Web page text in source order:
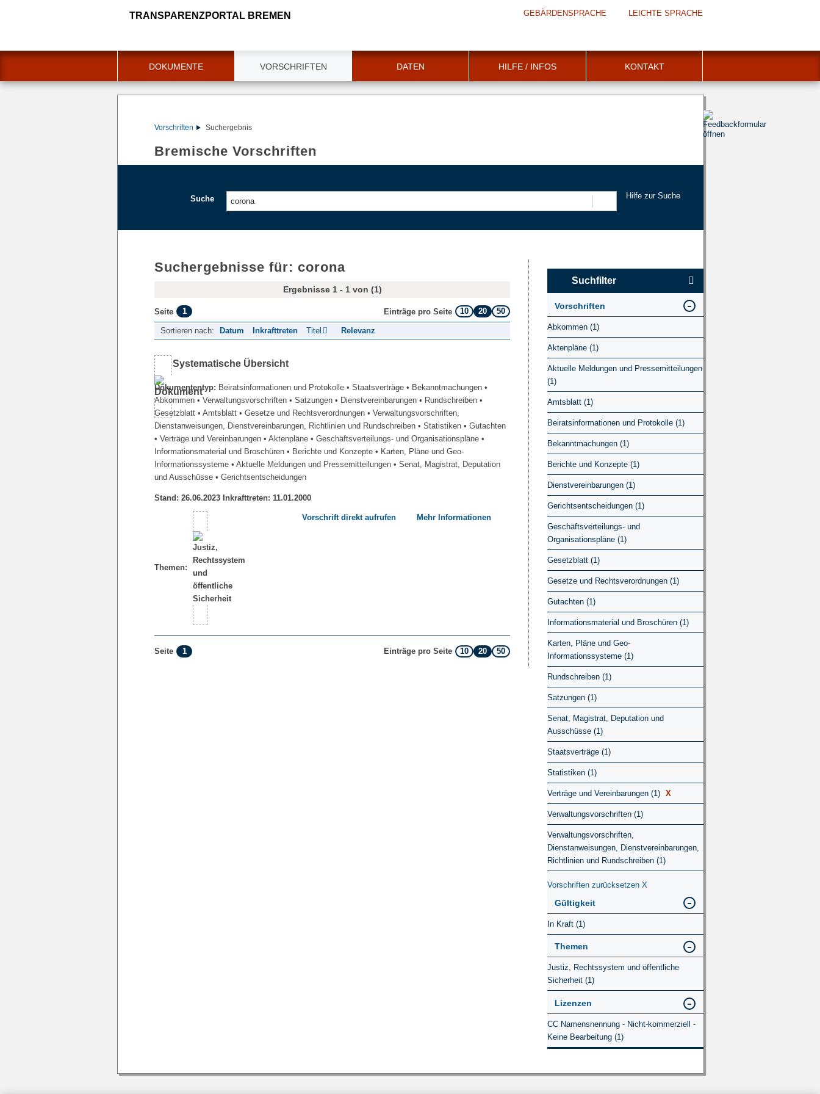
TRANSPARENZPORTAL BREMEN GEBÄRDENSPRACHE LEICHTE SPRACHE
DOKUMENTE VORSCHRIFTEN DATEN HILFE / INFOS KONTAKT
Vorschriften Suchergebnis
Bremische Vorschriften
Suche
Hilfe zur Suche
Suchergebnisse für: corona
Ergebnisse 1 - 1 von (1)
Seite 1 Einträge pro Seite 10 20 50
Sortieren nach: Datum Inkrafttreten Titel Relevanz
Systematische Übersicht
Dokumententyp: Beiratsinformationen und Protokolle • Staatsverträge • Bekanntmachungen •
Abkommen • Verwaltungsvorschriften • Satzungen • Dienstvereinbarungen • Rundschreiben •
Gesetzblatt • Amtsblatt • Gesetze und Rechtsverordnungen • Verwaltungsvorschriften,
Dienstanweisungen, Dienstvereinbarungen, Richtlinien und Rundschreiben • Statistiken • Gutachten
• Verträge und Vereinbarungen • Aktenpläne • Geschäftsverteilungs- und Organisationspläne •
Informationsmaterial und Broschüren • Berichte und Konzepte • Karten, Pläne und Geo-
Informationssysteme • Aktuelle Meldungen und Pressemitteilungen • Senat, Magistrat, Deputation
und Ausschüsse • Gerichtsentscheidungen
Stand: 26.06.2023 Inkrafttreten: 11.01.2000
Themen:
Vorschrift direkt aufrufen Mehr Informationen
Seite 1 Einträge pro Seite 10 20 50
Suchfilter
Vorschriften
Abkommen (1)
Aktenpläne (1)
Aktuelle Meldungen und Pressemitteilungen
(1)
Amtsblatt (1)
Beiratsinformationen und Protokolle (1)
Bekanntmachungen (1)
Berichte und Konzepte (1)
Dienstvereinbarungen (1)
Gerichtsentscheidungen (1)
Geschäftsverteilungs- und
Organisationspläne (1)
Gesetzblatt (1)
Gesetze und Rechtsverordnungen (1)
Gutachten (1)
Informationsmaterial und Broschüren (1)
Karten, Pläne und Geo-
Informationssysteme (1)
Rundschreiben (1)
Satzungen (1)
Senat, Magistrat, Deputation und
Ausschüsse (1)
Staatsverträge (1)
Statistiken (1)
Verträge und Vereinbarungen (1) X
Verwaltungsvorschriften (1)
Verwaltungsvorschriften,
Dienstanweisungen, Dienstvereinbarungen,
Richtlinien und Rundschreiben (1)
Vorschriften zurücksetzen X
Gültigkeit
In Kraft (1)
Themen
Justiz, Rechtssystem und öffentliche
Sicherheit (1)
Lizenzen
CC Namensnennung - Nicht-kommerziell -
Keine Bearbeitung (1)